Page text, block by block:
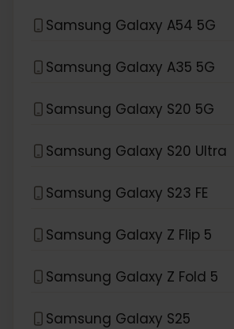
Samsung Galaxy A54 5G
Samsung Galaxy A35 5G
Samsung Galaxy S20 5G
Samsung Galaxy S20 Ultra
Samsung Galaxy S23 FE
Samsung Galaxy Z Flip 5
Samsung Galaxy Z Fold 5
Samsung Galaxy S25